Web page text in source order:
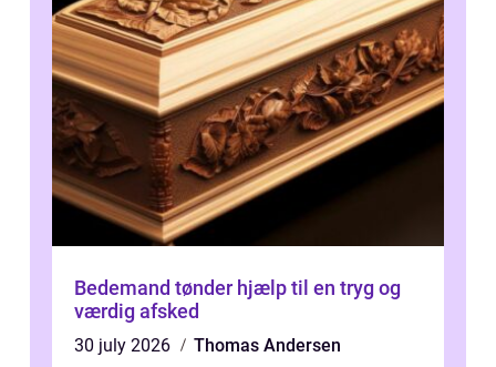
Bedemand tønder hjælp til en tryg og
værdig afsked
30 july 2026
Thomas Andersen